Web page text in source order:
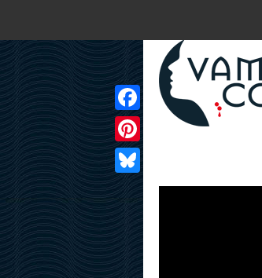
Facebook
Pinterest
Bluesky